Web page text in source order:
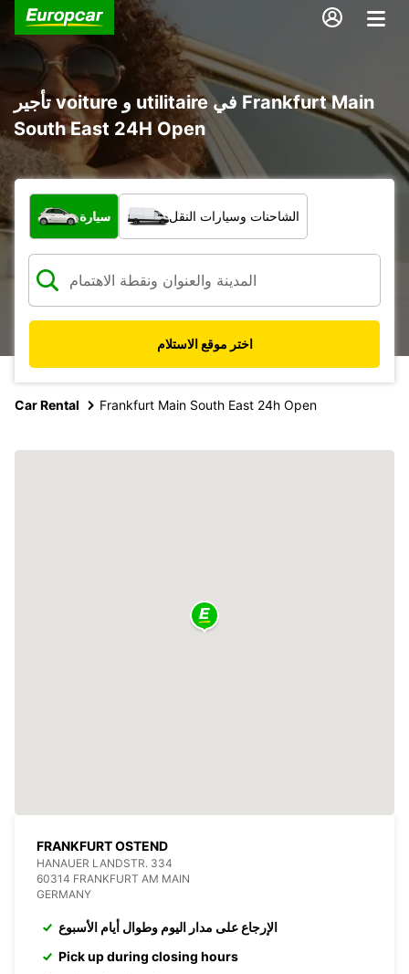
تأجير voiture و utilitaire في Frankfurt Main
South East 24H Open
ما نوع المركبة؟
سيارة الشاحنات وسيارات النقل
اختر موقع الاستلام
Car Rental Frankfurt Main South East 24h Open
FRANKFURT OSTEND
HANAUER LANDSTR. 334
60314 FRANKFURT AM MAIN
GERMANY
الإرجاع على مدار اليوم وطوال أيام الأسبوع
Pick up during closing hours